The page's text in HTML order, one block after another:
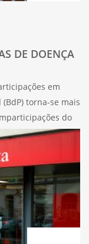
DE DOENÇA
em
torna-se mais
do
era